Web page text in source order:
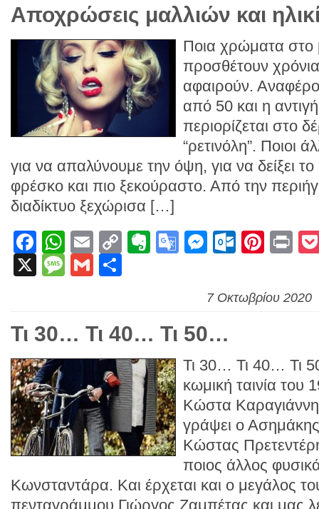
Αποχρώσεις μαλλιών και
Ποια χρώματα στο
προσθέτουν
αφαιρούν.
από 50 και η
περιορίζεται στο
“ρετινόλη”. Ποιοι
για να απαλύνουμε την όψη, για να δείξει
φρέσκο και πιο ξεκούραστο. Από την
διαδίκτυο ξεχώρισα […]
Facebook
WhatsApp
EmailCopyEvernote
Google
X
Message
Gmail
7 Οκτωβρίου 2020
Τι 30… Τι 40… Τι 50…
Τι 30… Τι 40… Τι
κωμική ταινία του
Κώστα
γράψει ο
Κώστας
ποιος άλλος
Κωνσταντάρα. Και έρχεται και ο μεγάλος
πενταγράμμου Γιώργος Ζαμπέτας και μας